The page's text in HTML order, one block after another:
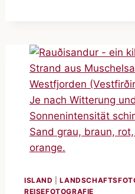
ISLAND |
REISEFOTOGRAFIE